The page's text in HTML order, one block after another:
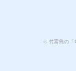
© 竹富島の「